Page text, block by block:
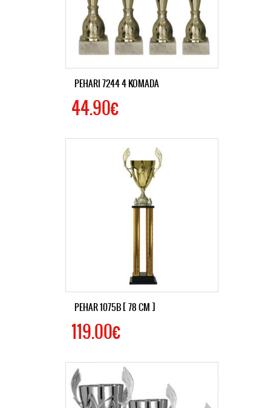
PEHARI 7244 4 KOMADA
44.90€
PEHAR 1075B [ 78 CM ]
119.00€